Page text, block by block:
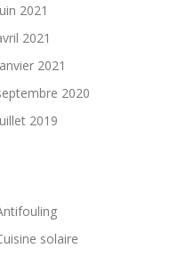
2021
2021
2021
2020
2019
solaire